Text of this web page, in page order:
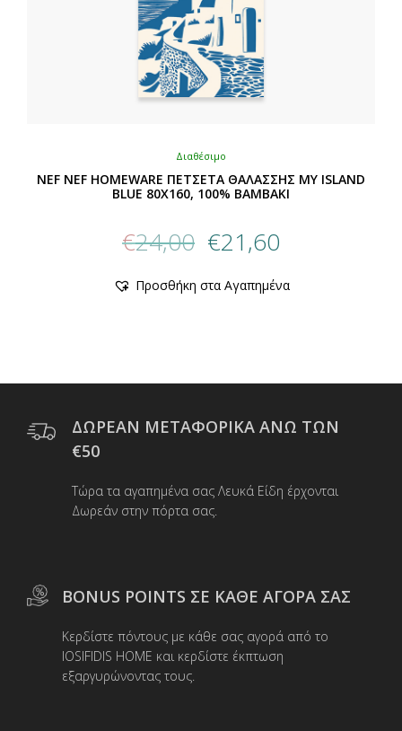
Διαθέσιμο
NEF NEF HOMEWARE ΠΕΤΣΕΤΑ ΘΑΛΑΣΣΗΣ MY ISLAND
BLUE 80X160, 100% BAMBAKI
€24,00
price
€24,00.
€21,60
είναι:
το
Οι
μπορούν
σελίδα
του
Προσθήκη στα Αγαπημένα
ΔΩΡΕΑΝ ΜΕΤΑΦΟΡΙΚΑ ΑΝΩ ΤΩΝ
€50
Τώρα τα αγαπημένα σας Λευκά Είδη έρχονται
Δωρεάν στην πόρτα σας.
BONUS POINTS ΣΕ ΚΑΘΕ ΑΓΟΡΑ ΣΑΣ
Κερδίστε πόντους με κάθε σας αγορά από το
IOSIFIDIS HOME και κερδίστε έκπτωση
εξαργυρώνοντας τους.